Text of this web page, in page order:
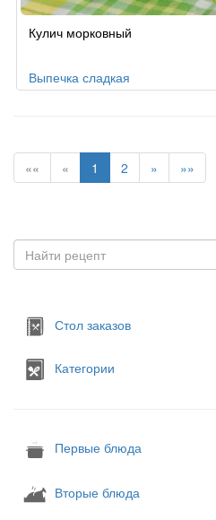
поКулич морковный
Выпечка сладкая
«« « 1 2 » »»
Стол заказов
Категории
Первые блюда
Вторые блюда